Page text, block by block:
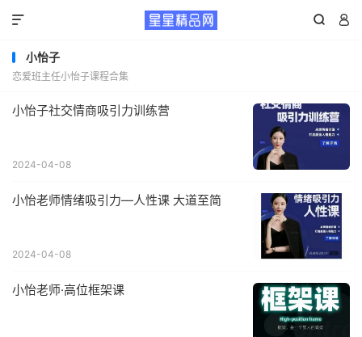
 

小怡子
恋爱班主任小怡子课程合集
小怡子社交情商吸引力训练营
2024-04-08
小怡老师情绪吸引力—人性课 大道至简
2024-04-08
小怡老师·高位框架课